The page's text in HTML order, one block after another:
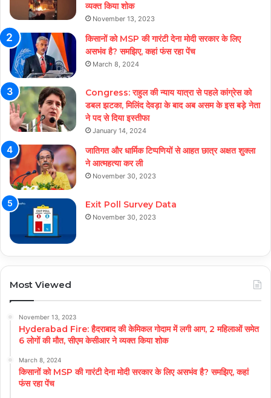
व्यक्त किया शोक
November 13, 2023
किसानों को MSP की गारंटी देना मोदी सरकार के लिए
असभंव है? समझिए, कहां फंस रहा पेंच
March 8, 2024
Congress: राहुल की न्याय यात्रा से पहले कांग्रेस को
डबल झटका, मिलिंद देवड़ा के बाद अब असम के इस बड़े नेता
ने पद से दिया इस्तीफा
January 14, 2024
जातिगत और धार्मिक टिप्पणियों से आहत छात्र अक्षत शुक्ला
ने आत्महत्या कर ली
November 30, 2023
Exit Poll Survey Data
November 30, 2023
Most Viewed
November 13, 2023
Hyderabad Fire: हैदराबाद की केमिकल गोदाम में लगी आग, 2 महिलाओं समेत
6 लोगों की मौत, सीएम केसीआर ने व्यक्त किया शोक
March 8, 2024
किसानों को MSP की गारंटी देना मोदी सरकार के लिए असभंव है? समझिए, कहां
फंस रहा पेंच